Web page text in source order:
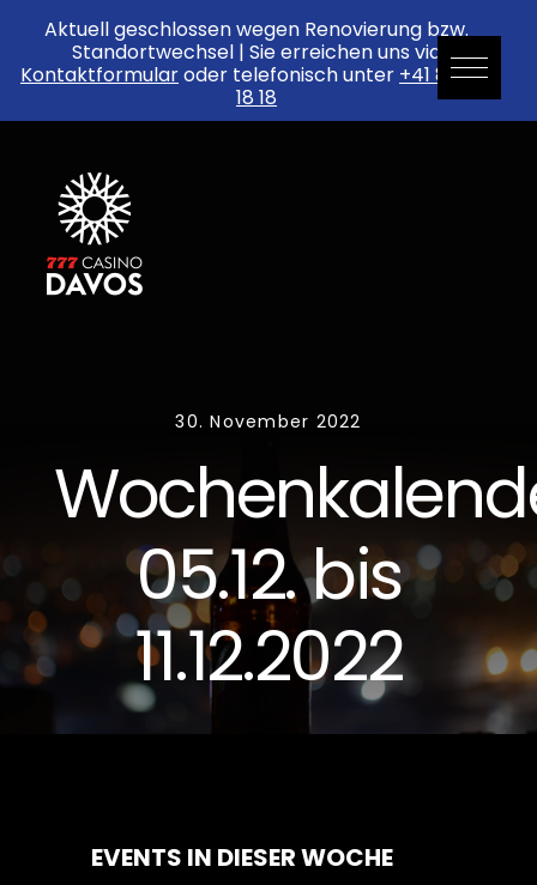
content
30. November 2022
05.12. bis
11.12.2022
EVENTS IN DIESER WOCHE
Aktuell geschlossen wegen Renovierung bzw.
Standortwechsel | Sie erreichen uns via
Kontaktformularoder telefonisch unter +41 81 552
18 18